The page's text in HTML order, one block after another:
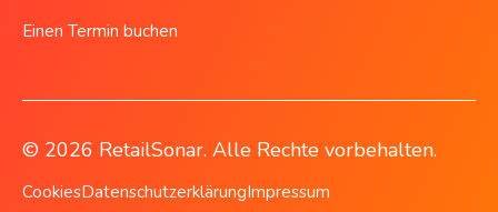
Einen Termin buchen
© 2026 RetailSonar. Alle Rechte vorbehalten.
CookiesDatenschutzerklärungImpressum